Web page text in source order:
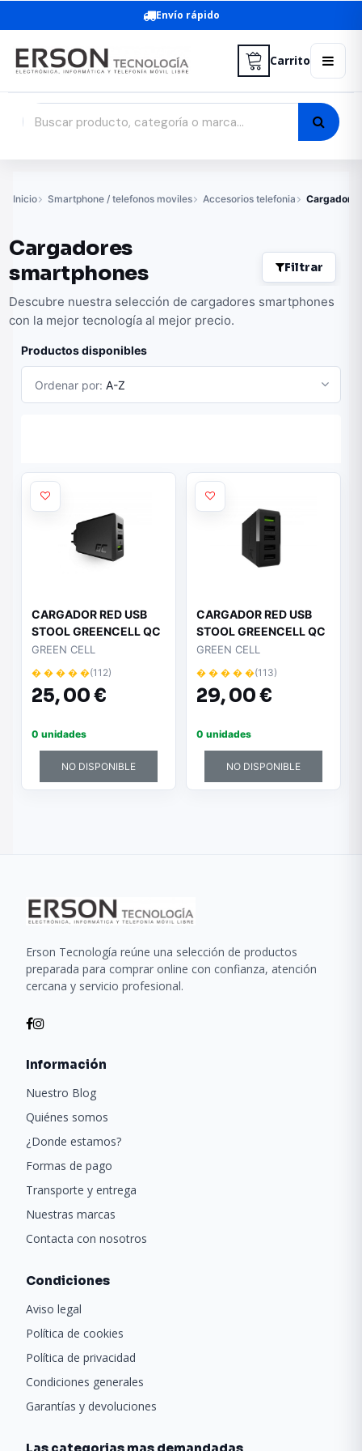
Envío rápido
Carrito
Inicio Smartphone / telefonos moviles Accesorios telefonia
Cargadores
smartphones
Filtrar
Descubre nuestra selección de cargadores smartphones
con la mejor tecnología al mejor precio.
Productos disponibles
Ordenar por: A-Z
CARGADOR RED USB
STOOL GREENCELL QC
3xUSB 30W
GREEN CELL
� � � � �(112)
25,00 €
0 unidades
NO DISPONIBLE
CARGADOR RED USB
STOOL GREENCELL QC
5xUSB 52W
GREEN CELL
� � � � �(113)
29,00 €
0 unidades
NO DISPONIBLE
Erson Tecnología reúne una selección de productos
preparada para comprar online con confianza, atención
cercana y servicio profesional.
Información
Nuestro Blog
Quiénes somos
¿Donde estamos?
Formas de pago
Transporte y entrega
Nuestras marcas
Contacta con nosotros
Condiciones
Aviso legal
Política de cookies
Política de privacidad
Condiciones generales
Garantías y devoluciones